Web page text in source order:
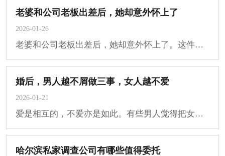
老婆和公司老板出差后，她却意外怀上了
2026-01-26
老婆和公司老板出差后，她却意外怀上了。这件事打破了原本平静的生活。起初，妻子只是···
婚后，男人越不屑做三事，女人越不爱
2026-01-21
爱是相互的，不爱亦是如此。有些男人觉得把女人娶回家就万事大吉，却不知在婚姻里忽视···
哈尔滨私家调查公司有哪些值得委托